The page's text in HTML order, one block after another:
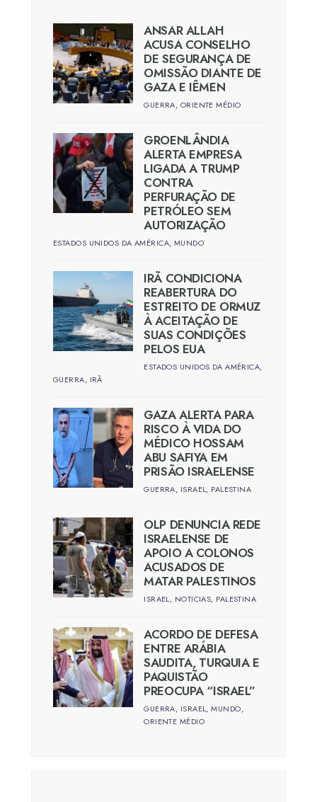
ANSAR ALLAH
ACUSA CONSELHO
DE SEGURANÇA DE
OMISSÃO DIANTE DE
GAZA E IÊMEN
GUERRA, ORIENTE MÉDIO
GROENLÂNDIA
ALERTA EMPRESA
LIGADA A TRUMP
CONTRA
PERFURAÇÃO DE
PETRÓLEO SEM
AUTORIZAÇÃO
ESTADOS UNIDOS DA AMÉRICA, MUNDO
IRÃ CONDICIONA
REABERTURA DO
ESTREITO DE ORMUZ
À ACEITAÇÃO DE
SUAS CONDIÇÕES
PELOS EUA
ESTADOS UNIDOS DA AMÉRICA,
GUERRA, IRÃ
GAZA ALERTA PARA
RISCO À VIDA DO
MÉDICO HOSSAM
ABU SAFIYA EM
PRISÃO ISRAELENSE
GUERRA, ISRAEL, PALESTINA
OLP DENUNCIA REDE
ISRAELENSE DE
APOIO A COLONOS
ACUSADOS DE
MATAR PALESTINOS
ISRAEL, NOTICIAS, PALESTINA
ACORDO DE DEFESA
ENTRE ARÁBIA
SAUDITA, TURQUIA E
PAQUISTÃO
PREOCUPA “ISRAEL”
GUERRA, ISRAEL,MUNDO,
ORIENTE MÉDIO